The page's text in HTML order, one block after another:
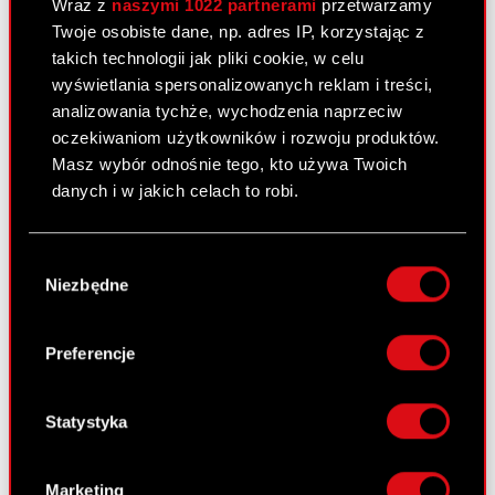
Wraz z naszymi 1022 partnerami przetwarzamy
Twoje osobiste dane, np. adres IP, korzystając z
takich technologii jak pliki cookie, w celu
wyświetlania spersonalizowanych reklam i treści,
analizowania tychże, wychodzenia naprzeciw
oczekiwaniom użytkowników i rozwoju produktów.
Masz wybór odnośnie tego, kto używa Twoich
danych i w jakich celach to robi.
lokalizacji geograficznej z dokładnością nawet
Identyfikować Twoje urządzenie, aktywnie
analizując charakteryzującego je zbiory
palca)
osobiste dane są przetwarzane oraz ustaw własne
zgody
Niezbędne
Preferencje
Statystyka
Marketing
CD Projekt RED za okres od 1 stycznia
2012 r. do 30 czerwca 2012 r.
Raport bieżący nr 22/2012
26 czerwca 2012
Akcjonariusze posiadający co najmniej
5% głosów na Zwyczajnym Walnym
PDF
Uchwały podjęte przez Zwyczajne Walne
Zgromadzenie Akcjonariuszy Spółki
PDF